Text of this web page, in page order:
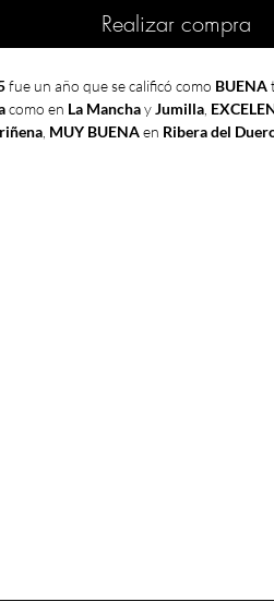
Realizar compra
fue un año que se calificó como BUENA
como en La ManchayJumilla
MUY BUENAen Ribera del